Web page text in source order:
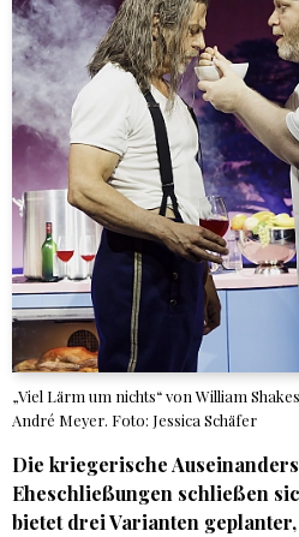
„Viel Lärm um nichts“ von William
André Meyer. Foto: Jessica Schäfer
Die kriegerische
Eheschließungen schließen
bietet drei Varianten